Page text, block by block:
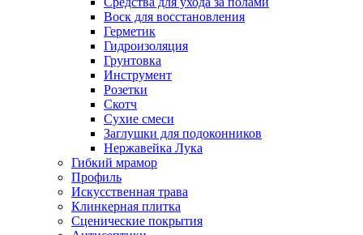
Воск для восстановления
Герметик
Гидроизоляция
Грунтовка
Инструмент
Розетки
Скотч
Сухие смеси
Заглушки для подоконников
Нержавейка Лука
Гибкий мрамор
Профиль
Искусственная трава
Клинкерная плитка
Сценические покрытия